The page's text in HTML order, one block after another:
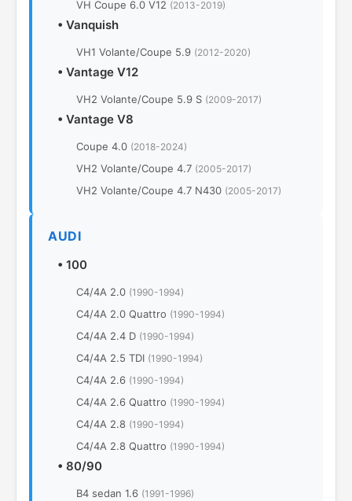
VH Coupe 6.0 V12 (2013-2019)
• Vanquish
VH1 Volante/Coupe 5.9 (2012-2020)
• Vantage V12
VH2 Volante/Coupe 5.9 S (2009-2017)
• Vantage V8
Coupe 4.0 (2018-2024)
VH2 Volante/Coupe 4.7 (2005-2017)
VH2 Volante/Coupe 4.7 N430 (2005-2017)
AUDI
• 100
C4/4A 2.0 (1990-1994)
C4/4A 2.0 Quattro (1990-1994)
C4/4A 2.4 D (1990-1994)
C4/4A 2.5 TDI (1990-1994)
C4/4A 2.6 (1990-1994)
C4/4A 2.6 Quattro (1990-1994)
C4/4A 2.8 (1990-1994)
C4/4A 2.8 Quattro (1990-1994)
• 80/90
B4 sedan 1.6 (1991-1996)